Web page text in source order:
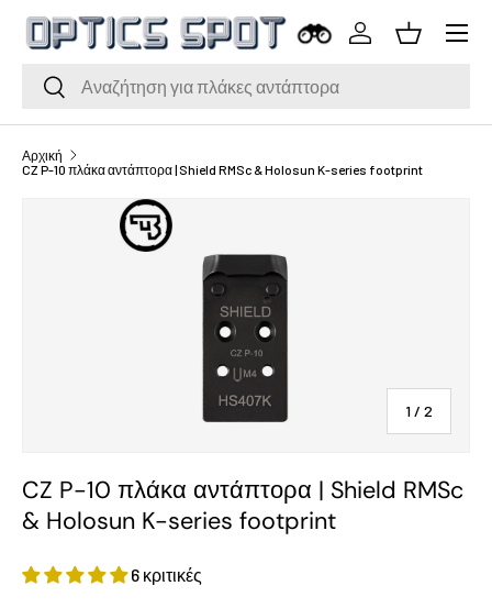
Μετάβαση στο περιεχόμενο
Αναζήτηση
Αναζήτηση
ΣύνδεσηΚαλάθι
Μενού
Αρχική
CZ P-10 πλάκα αντάπτορα | Shield RMSc & Holosun K-series footprint
1/ του
2
CZ P-10 πλάκα αντάπτορα | Shield RMSc
& Holosun K-series footprint
6 κριτικές